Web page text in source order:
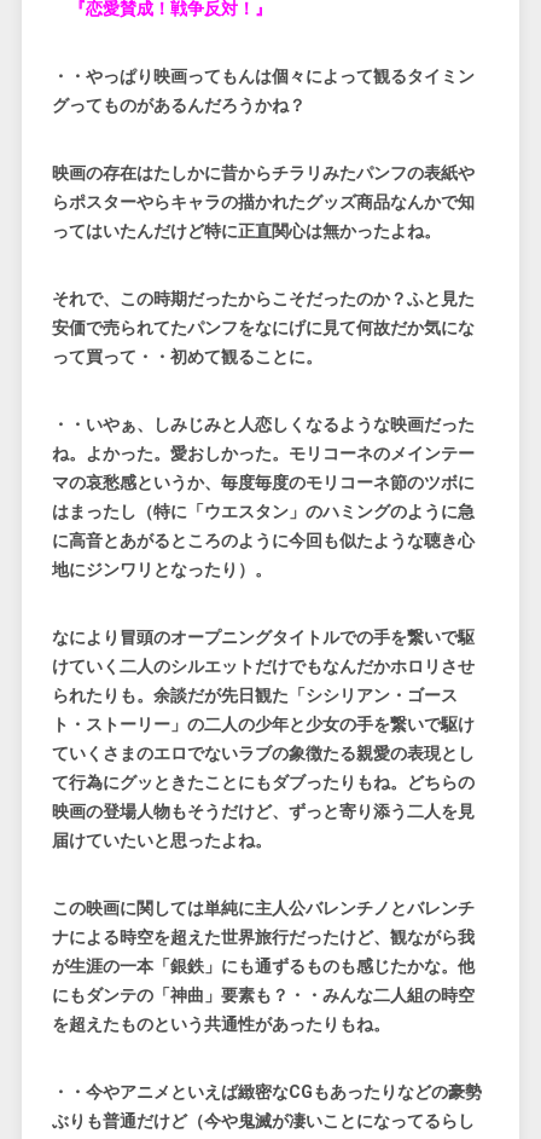
『恋愛賛成！戦争反対！』
・・やっぱり映画ってもんは個々によって観るタイミン
グってものがあるんだろうかね？
映画の存在はたしかに昔からチラリみたパンフの表紙や
らポスターやらキャラの描かれたグッズ商品なんかで知
ってはいたんだけど特に正直関心は無かったよね。
それで、この時期だったからこそだったのか？ふと見た
安価で売られてたパンフをなにげに見て何故だか気にな
って買って・・初めて観ることに。
・・いやぁ、しみじみと人恋しくなるような映画だった
ね。よかった。愛おしかった。モリコーネのメインテー
マの哀愁感というか、毎度毎度のモリコーネ節のツボに
はまったし（特に「ウエスタン」のハミングのように急
に高音とあがるところのように今回も似たような聴き心
地にジンワリとなったり）。
なにより冒頭のオープニングタイトルでの手を繋いで駆
けていく二人のシルエットだけでもなんだかホロリさせ
られたりも。余談だが先日観た「シシリアン・ゴース
ト・ストーリー」の二人の少年と少女の手を繋いで駆け
ていくさまのエロでないラブの象徴たる親愛の表現とし
て行為にグッときたことにもダブったりもね。どちらの
映画の登場人物もそうだけど、ずっと寄り添う二人を見
届けていたいと思ったよね。
この映画に関しては単純に主人公バレンチノとバレンチ
ナによる時空を超えた世界旅行だったけど、観ながら我
が生涯の一本「銀鉄」にも通ずるものも感じたかな。他
にもダンテの「神曲」要素も？・・みんな二人組の時空
を超えたものという共通性があったりもね。
・・今やアニメといえば緻密なCGもあったりなどの豪勢
ぶりも普通だけど（今や鬼滅が凄いことになってるらし